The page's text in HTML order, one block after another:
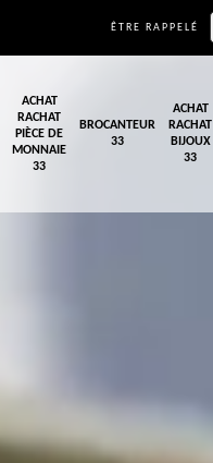
ÊTRE RAPPELÉ
ACHAT
RACHAT
PIÈCE DE
MONNAIE
33
BROCANTEUR
33
ACHAT
RACHAT
BIJOUX
33